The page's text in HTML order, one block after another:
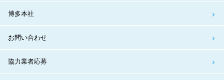
博多本社
お問い合わせ
協力業者応募